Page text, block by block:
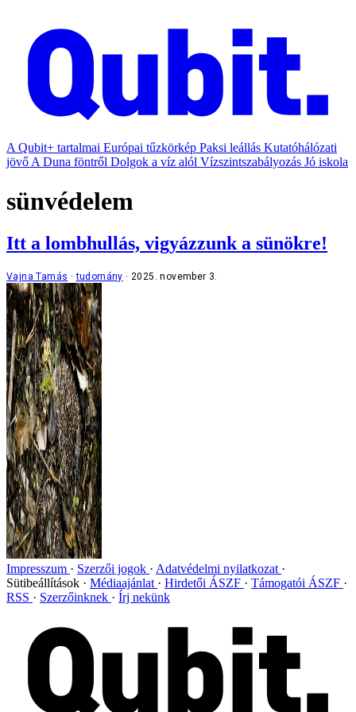
A Qubit+ tartalmai Európai tűzkörkép Paksi leállás Kutatóhálózati
jövő A Duna föntről Dolgok a víz alól Vízszintszabályozás Jó iskola
sünvédelem
Itt a lombhullás, vigyázzunk a sünökre!
Vajna Tamás tudomány 2025. november 3.
Impresszum Szerzői jogok
Adatvédelmi nyilatkozat
Sütibeállítások
Médiaajánlat Hirdetői ÁSZF
Támogatói ÁSZF
RSS
Szerzőinknek Írj nekünk